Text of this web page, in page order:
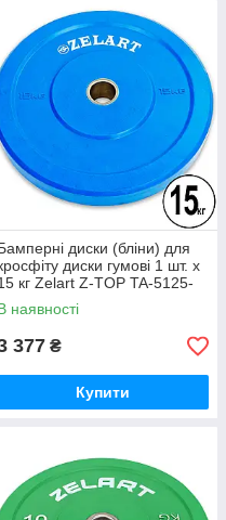
диски (бліни) для
диски гумові 1 шт. х
кг Zelart Z-TOP TA-5125-
51 мм
наявності
377 ₴
Купити